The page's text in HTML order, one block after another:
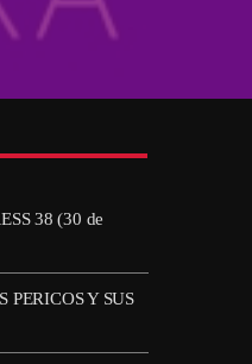
38 (30 de
PERICOS Y SUS